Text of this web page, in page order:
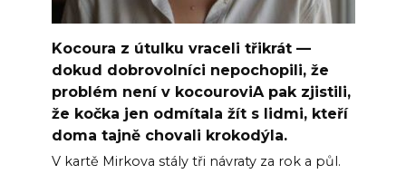
Kocoura z útulku vraceli třikrát —
dokud dobrovolníci nepochopili, že
problém není v kocouroviA pak zjistili,
že kočka jen odmítala žít s lidmi, kteří
doma tajně chovali krokodýla.
V kartě Mirkova stály tři návraty za rok a půl.